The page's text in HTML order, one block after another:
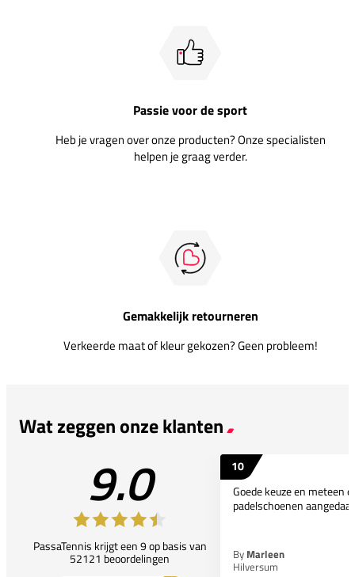
Passie voor de sport
Heb je vragen over onze producten? Onze specialisten
helpen je graag verder.
Gemakkelijk retourneren
Verkeerde maat of kleur gekozen? Geen probleem!
Wat zeggen onze klanten
9.0
PassaTennis krijgt een 9 op basis van
52121 beoordelingen
10
Goede keuze en meteen
padelschoenen
By Marleen
Hilversum